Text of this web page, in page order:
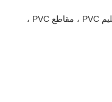
ميزات قوالب الرغوة WPC & PVC ، لوح تقليم PVC ، مقاطع PVC ،